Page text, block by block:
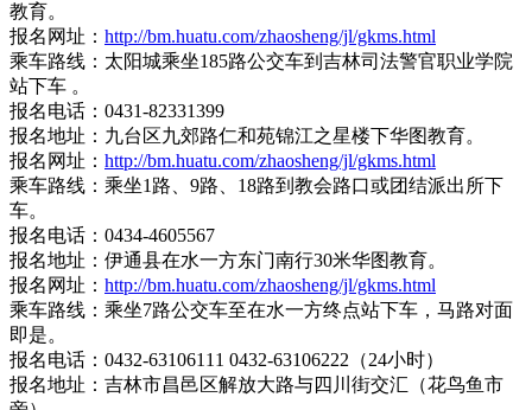
教育。
报名网址： http://bm.huatu.com/zhaosheng/jl/gkms.html
乘车路线：太阳城乘坐185路公交车到吉林司法警官职业学院
站下车 。
报名电话：0431-82331399
报名地址：九台区九郊路仁和苑锦江之星楼下华图教育。
报名网址： http://bm.huatu.com/zhaosheng/jl/gkms.html
乘车路线：乘坐1路、9路、18路到教会路口或团结派出所下
车。
报名电话：0434-4605567
报名地址：伊通县在水一方东门南行30米华图教育。
报名网址： http://bm.huatu.com/zhaosheng/jl/gkms.html
乘车路线：乘坐7路公交车至在水一方终点站下车，马路对面
即是。
报名电话：0432-63106111 0432-63106222（24小时）
报名地址：吉林市昌邑区解放大路与四川街交汇（花鸟鱼市